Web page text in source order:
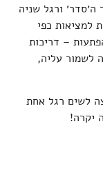
ורגל שניה
למציאות כפי
– דריכות
לשמור עליה,
לשים רגל אחת
יקרה!